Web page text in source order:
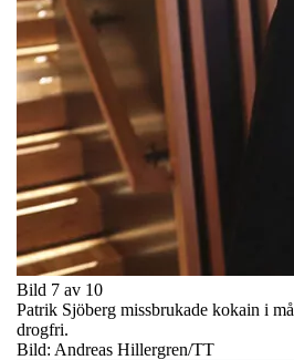
Bild 7 av 10
Patrik Sjöberg missbrukade kokain i
drogfri.
Bild: Andreas Hillergren/TT